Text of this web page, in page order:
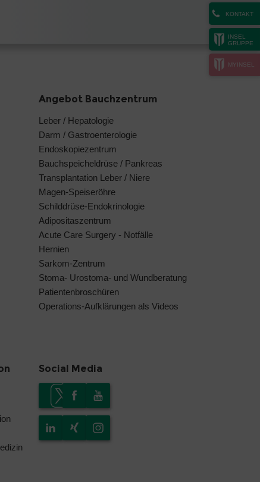
KONTAKT
INSEL
GRUPPE
MYINSEL
Angebot Bauchzentrum
Leber / Hepatologie
Darm / Gastroenterologie
Endoskopiezentrum
Bauchspeicheldrüse / Pankreas
Transplantation Leber / Niere
Magen-Speiseröhre
Schilddrüse-Endokrinologie
Adipositaszentrum
Acute Care Surgery - Notfälle
Hernien
Sarkom-Zentrum
Stoma- Urostoma- und Wundberatung
Patientenbroschüren
Operations-Aufklärungen als Videos
Social Media